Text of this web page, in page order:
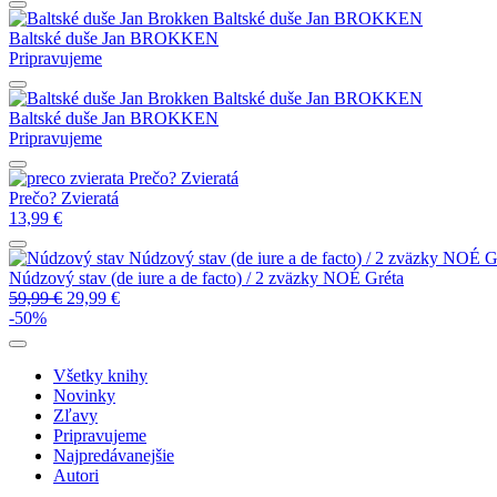
Baltské duše Jan BROKKEN
Baltské duše Jan BROKKEN
Pripravujeme
Baltské duše Jan BROKKEN
Baltské duše Jan BROKKEN
Pripravujeme
Prečo? Zvieratá
Prečo? Zvieratá
13,99 €
Núdzový stav (de iure a de facto) / 2 zväzky NOÉ
Núdzový stav (de iure a de facto) / 2 zväzky NOÉ Gréta
59,99€ 29,99 €
-50%
Všetky knihy
Novinky
Zľavy
Pripravujeme
Najpredávanejšie
Autori